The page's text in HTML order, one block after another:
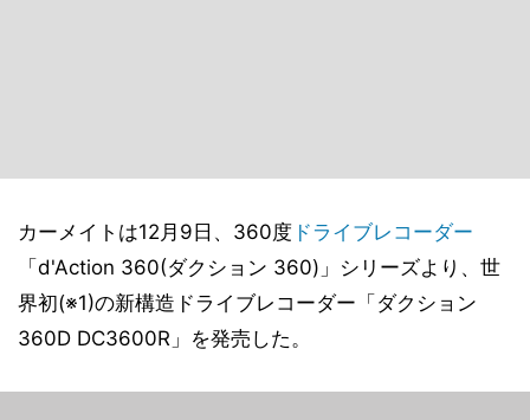
カーメイトは12月9日、360度 ドライブレコーダー
「d'Action 360(ダクション 360)」シリーズより、世
界初(※1)の新構造ドライブレコーダー「ダクション
360D DC3600R」を発売した。